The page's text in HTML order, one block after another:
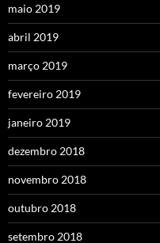
maio 2019
abril 2019
março 2019
fevereiro 2019
janeiro 2019
dezembro 2018
novembro 2018
outubro 2018
setembro 2018